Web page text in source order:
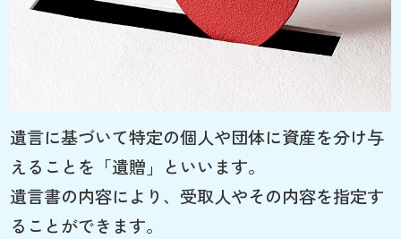
遺言に基づいて特定の個人や団体に資産を分け与
えることを「遺贈」といいます。
遺言書の内容により、受取人やその内容を指定す
ることができます。